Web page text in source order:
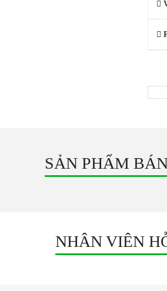
SẢN PHẨM
NHÂN VIÊN